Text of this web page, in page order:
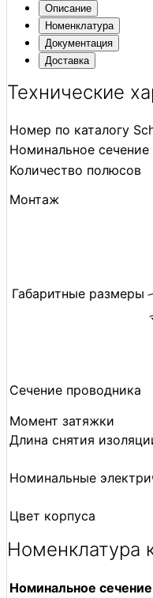
Описание
Номенклатура
Документация
Доставка
Технические
Номер по каталогу
Номинальное сечение
Количество полюсов
Монтаж
Габаритные размеры
Сечение проводника
Момент затяжки
Длина снятия
Номинальные
Цвет корпуса
Номенклатура
Номинальное